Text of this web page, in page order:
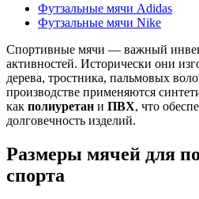
Футзальные мячи Adidas
Футзальные мячи Nike
Спортивные мячи — важный
активностей. Исторически они
дерева, тростника, пальмовых
производстве применяются
как полиуретан и ПВХ, что
долговечность изделий.
Размеры мячей для
спорта